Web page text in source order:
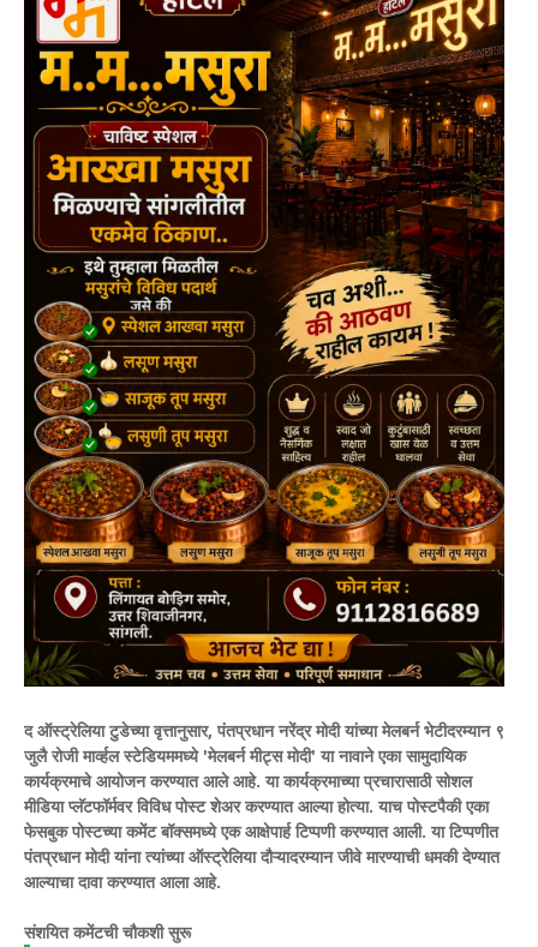
द ऑस्ट्रेलिया टुडेच्या वृत्तानुसार, पंतप्रधान नरेंद्र मोदी यांच्या मेलबर्न भेटीदरम्यान ९
जुलै रोजी मार्व्हल स्टेडियममध्ये 'मेलबर्न मीट्स मोदी' या नावाने एका सामुदायिक
कार्यक्रमाचे आयोजन करण्यात आले आहे. या कार्यक्रमाच्या प्रचारासाठी सोशल
मीडिया प्लॅटफॉर्मवर विविध पोस्ट शेअर करण्यात आल्या होत्या. याच पोस्टपैकी एका
फेसबुक पोस्टच्या कमेंट बॉक्समध्ये एक आक्षेपार्ह टिप्पणी करण्यात आली. या टिप्पणीत
पंतप्रधान मोदी यांना त्यांच्या ऑस्ट्रेलिया दौऱ्यादरम्यान जीवे मारण्याची धमकी देण्यात
आल्याचा दावा करण्यात आला आहे.
संशयित कमेंटची चौकशी सुरू